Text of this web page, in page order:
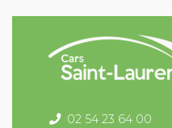
02 54 23 64 00